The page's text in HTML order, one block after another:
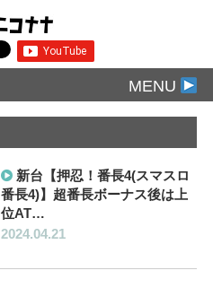
MENU
新台【押忍！番長4(スマスロ
番長4)】超番長ボーナス後は上
位AT…
2024.04.21